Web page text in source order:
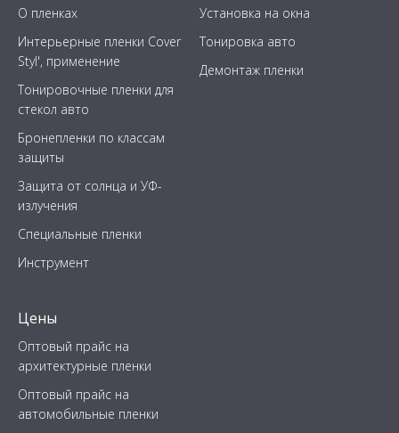
О пленках
Интерьерные пленки Cover
Styl', применение
Тонировочные пленки для
стекол авто
Бронепленки по классам
защиты
Защита от солнца и УФ-
излучения
Специальные пленки
Инструмент
Установка на окна
Тонировка авто
Демонтаж пленки
Цены
Оптовый прайс на
архитектурные пленки
Оптовый прайс на
автомобильные пленки